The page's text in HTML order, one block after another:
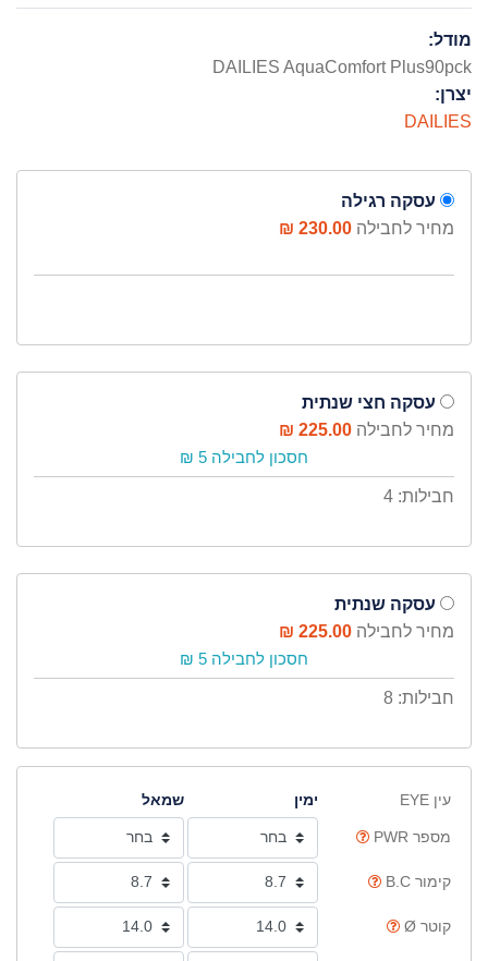
מודל:
DAILIES AquaComfort Plus90pck
יצרן:
DAILIES
עסקה רגילה
מחיר לחבילה 230.00 ₪
עסקה חצי שנתית
מחיר לחבילה 225.00 ₪
חסכון לחבילה 5 ₪
חבילות: 4
עסקה שנתית
מחיר לחבילה 225.00 ₪
חסכון לחבילה 5 ₪
חבילות: 8
עין EYE ימין שמאל
מספר PWR
קימור B.C
קוטר Ø